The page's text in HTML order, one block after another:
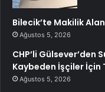
Bilecik’te Makilik
Ağustos 5, 2026
CHP’li Gülsever’den
Kaybeden İşçiler İçin
Ağustos 5, 2026